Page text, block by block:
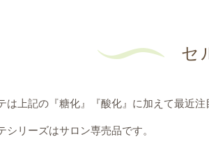
セ
は上記の『糖化』『酸化』に加えて最近
シリーズはサロン専売品です。